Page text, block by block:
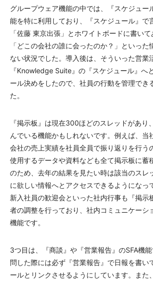
グループウェア機能の中では、『スケジュー
能を特に利用しており、『スケジュール』で
「佐藤 東京出張」とホワイトボードに書いて
「どこの会社の誰に会ったのか？」といった
ない状況でした。導入後は、そういった営業
『Knowledge Suite』の『スケジュール』へ
ール決めをしたので、社員の行動を管理でき
た。
『掲示板』は現在300ほどのスレッドがあり
んでいる機能かもしれないです。例えば、当
会社の売上実績を社員全員で振り返りを行う
使用するデータや資料なども全て掲示板に蓄
のため、去年の結果を見たい時は該当のスレ
に欲しい情報へとアクセスできるようになっ
新入社員の歓迎会といった社内行事も『掲示
者の調整を行っており、社内コミュニケーシ
機能です。
3つ目は、『商談』や『営業報告』のSFA機
問した際には必ず『営業報告』で日報を書い
ールとリンクさせるようにしています。また